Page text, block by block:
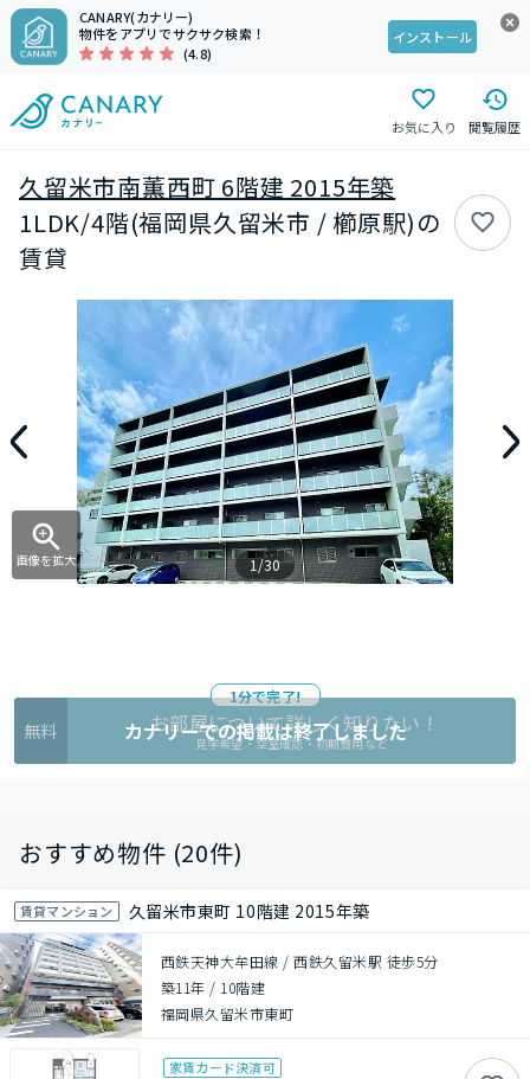
CANARY(カナリー)
物件をアプリでサクサク検索！
(4.8)
インストール
お気に入り 閲覧履歴
久留米市南薫西町 6階建 2015年築
1LDK/4階(福岡県久留米市 / 櫛原駅)の
賃貸
画像を拡大 1/30
1分で完了!
無料 お部屋について詳しく知りたい !
見学希望・空室確認・初期費用など
カナリーでの掲載は終了しました
おすすめ物件 (20件)
賃貸マンション 久留米市東町 10階建 2015年築
西鉄天神大牟田線 / 西鉄久留米駅 徒歩5分
築11年 / 10階建
福岡県久留米市東町
家賃カード決済可